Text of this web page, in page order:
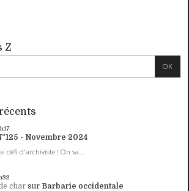
Z
- Novembre 2024
défi d'archiviste ! On va...
char sur Barbarie occidentale